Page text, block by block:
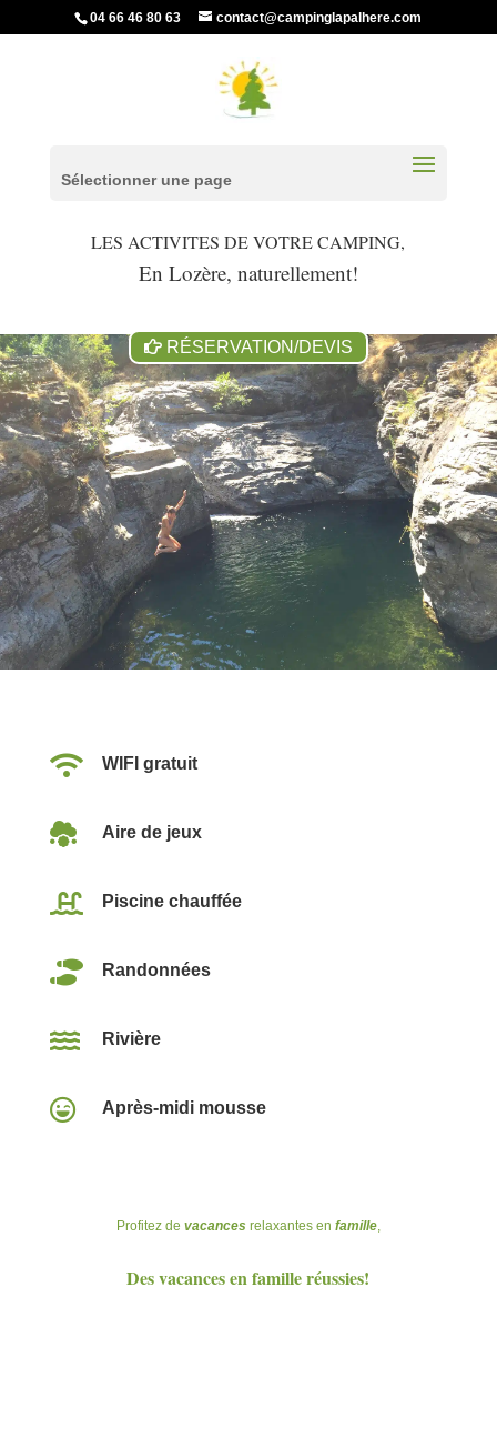
04 66 46 80 63 contact@campinglapalhere.com
Sélectionner une page
LES ACTIVITES DE VOTRE CAMPING,
En Lozère, naturellement!
RÉSERVATION/DEVIS
 WIFI gratuit
 Aire de jeux
 Piscine chauffée
 Randonnées
 Rivière
 Après-midi mousse
Profitez de vacances relaxantes en famille,
Des vacances en famille réussies!